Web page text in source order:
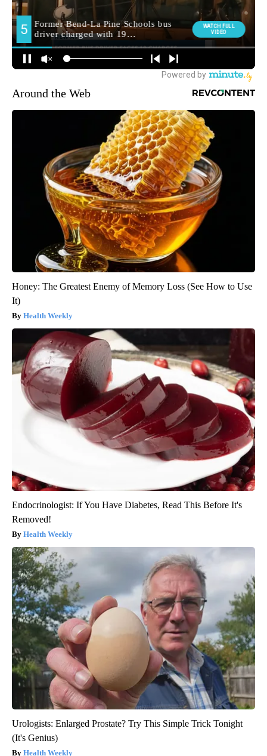
Around the Web
Honey: The Greatest Enemy of Memory Loss (See How to Use
It)
Health Weekly
Endocrinologist: If You Have Diabetes, Read This Before It's
Removed!
Health Weekly
Urologists: Enlarged Prostate? Try This Simple Trick Tonight
(It's Genius)
Health Weekly